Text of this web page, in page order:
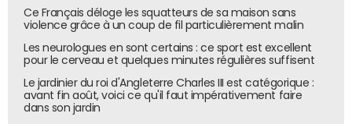
Ce Français déloge les squatteurs de sa maison sans
violence grâce à un coup de fil particulièrement malin
Les neurologues en sont certains : ce sport est excellent
pour le cerveau et quelques minutes régulières suffisent
Le jardinier du roi d'Angleterre Charles III est catégorique :
avant fin août, voici ce qu'il faut impérativement faire
dans son jardin